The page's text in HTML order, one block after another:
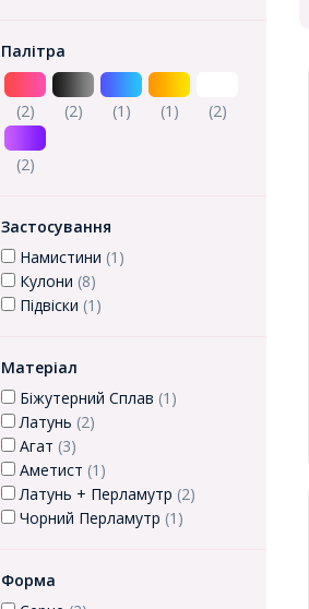
Палітра
(2) (2) (1) (1) (2)
(2)
Застосування
Намистини (1)
Кулони (8)
Підвіски (1)
Матеріал
Біжутерний Сплав (1)
Латунь (2)
Агат (3)
Аметист (1)
Латунь + Перламутр (2)
Чорний Перламутр (1)
Форма